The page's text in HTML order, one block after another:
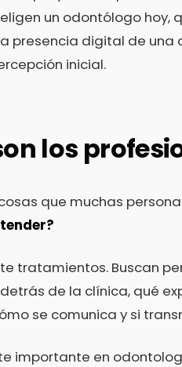
un odontólogo hoy,
presencia digital de una
inicial.
los
que muchas
tratamientos. Buscan
de la clínica, qué
se comunica y si
importante en